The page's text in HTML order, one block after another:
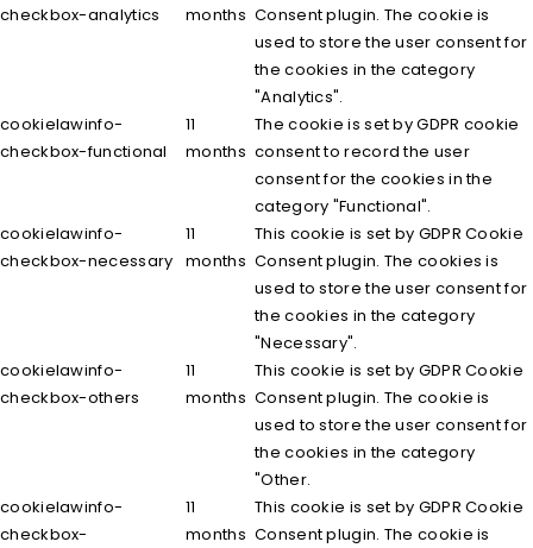
checkbox-analytics
months Consent plugin. The cookie is
used to store the user consent for
the cookies in the category
"Analytics".
cookielawinfo-
checkbox-functional
11
months
The cookie is set by GDPR cookie
consent to record the user
consent for the cookies in the
category "Functional".
cookielawinfo-
checkbox-necessary
11
months
This cookie is set by GDPR Cookie
Consent plugin. The cookies is
used to store the user consent for
the cookies in the category
"Necessary".
cookielawinfo-
checkbox-others
11
months
This cookie is set by GDPR Cookie
Consent plugin. The cookie is
used to store the user consent for
the cookies in the category
"Other.
cookielawinfo-
checkbox-
11
months
This cookie is set by GDPR Cookie
Consent plugin. The cookie is